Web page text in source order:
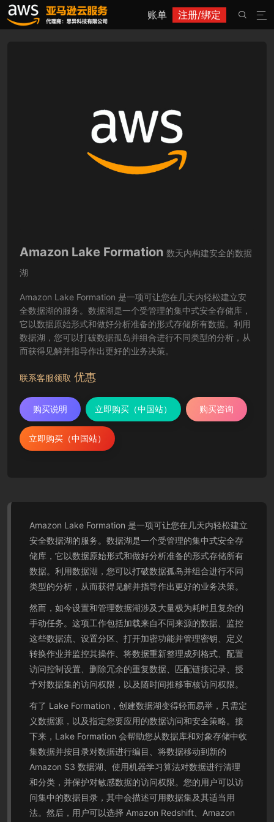
账单 注册/绑定 

Amazon Lake Formation 数天内构建安全的数据
湖
Amazon Lake Formation 是一项可让您在几天内轻松建立安
全数据湖的服务。数据湖是一个受管理的集中式安全存储库，
它以数据原始形式和做好分析准备的形式存储所有数据。利用
数据湖，您可以打破数据孤岛并组合进行不同类型的分析，从
而获得见解并指导作出更好的业务决策。
联系客服领取 优惠
购买说明 立即购买（中国站） 购买咨询
立即购买（中国站）
Amazon Lake Formation 是一项可让您在几天内轻松建立
安全数据湖的服务。数据湖是一个受管理的集中式安全存
储库，它以数据原始形式和做好分析准备的形式存储所有
数据。利用数据湖，您可以打破数据孤岛并组合进行不同
类型的分析，从而获得见解并指导作出更好的业务决策。
然而，如今设置和管理数据湖涉及大量极为耗时且复杂的
手动任务。这项工作包括加载来自不同来源的数据、监控
这些数据流、设置分区、打开加密功能并管理密钥、定义
转换作业并监控其操作、将数据重新整理成列格式、配置
访问控制设置、删除冗余的重复数据、匹配链接记录、授
予对数据集的访问权限，以及随时间推移审核访问权限。
有了 Lake Formation，创建数据湖变得轻而易举，只需定
义数据源，以及指定您要应用的数据访问和安全策略。接
下来，Lake Formation 会帮助您从数据库和对象存储中收
集数据并按目录对数据进行编目、将数据移动到新的
Amazon S3 数据湖、使用机器学习算法对数据进行清理
和分类，并保护对敏感数据的访问权限。您的用户可以访
问集中的数据目录，其中会描述可用数据集及其适当用
法。然后，用户可以选择 Amazon Redshift、Amazon